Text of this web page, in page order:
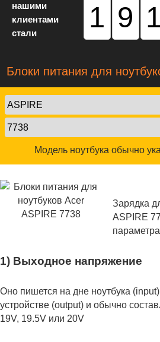
нашими
клиентами
стали
Блоки питания для
Модель ноутбука обычно
Зарядка
ASPIRE
1) Выходное напряжение
Оно пишется на дне ноутбука
устройстве (output) и обычно
19V, 19.5V или 20V